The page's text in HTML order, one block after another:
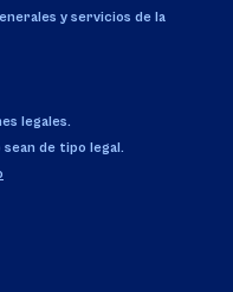
y servicios de la
legales.
de tipo legal.